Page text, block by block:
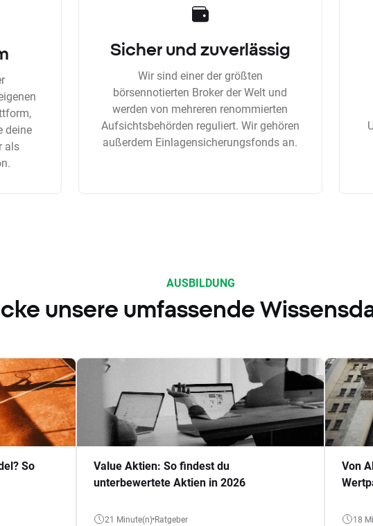
deine
als
Sicher und zuverlässig
Wir sind einer der größten
börsennotierten Broker der Welt und
werden von mehreren renommierten
Aufsichtsbehörden reguliert. Wir gehören
außerdem Einlagensicherungsfonds an.
AUSBILDUNG
unsere umfassende
So
Value Aktien: So findest du
unterbewertete Aktien in 2026
21 Minute(n) Ratgeber
Von
18